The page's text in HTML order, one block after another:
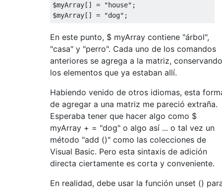
$myArray[] = "house" ;
$myArray[] = "dog" ;
En este punto, $ myArray contiene "árbol",
"casa" y "perro". Cada uno de los comandos
anteriores se agrega a la matriz, conservando
los elementos que ya estaban allí.
Habiendo venido de otros idiomas, esta
de agregar a una matriz me pareció extraña.
Esperaba tener que hacer algo como $
myArray + = "dog" o algo así ... o tal vez un
método "add ()" como las colecciones de
Visual Basic. Pero esta sintaxis de adición
directa ciertamente es corta y conveniente.
En realidad, debe usar la función unset ()